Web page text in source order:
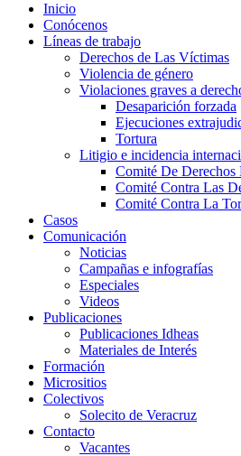
Inicio
Conócenos
Líneas de trabajo
Derechos de Las Víctimas
Violencia de género
Violaciones graves a
Desaparición forzada​
Ejecuciones
Tortura
Litigio e incidencia
Comité De Derechos
Comité Contra Las
Comité Contra La
Casos
Comunicación
Noticias
Campañas e infografías
Especiales
Videos
Publicaciones
Publicaciones Idheas
Materiales de Interés
Formación
Micrositios
Colectivos
Solecito de Veracruz
Contacto
Vacantes